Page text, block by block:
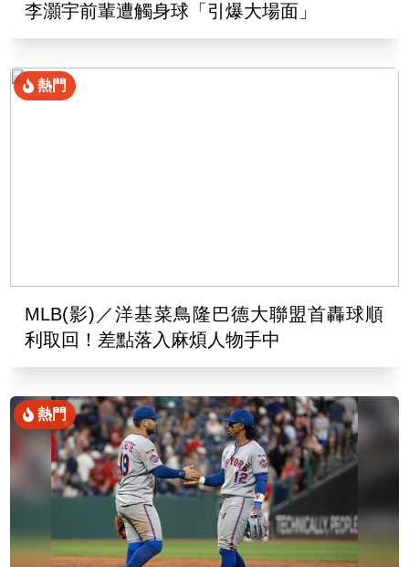
李灝宇前輩遭觸身球「引爆大場面」
熱門
MLB(影)／洋基菜鳥隆巴德大聯盟首轟球順
利取回！差點落入麻煩人物手中
熱門